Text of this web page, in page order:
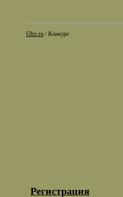
Olrs.ru/Конкурс
Регистрация